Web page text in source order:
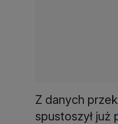
Z danych
spustoszył